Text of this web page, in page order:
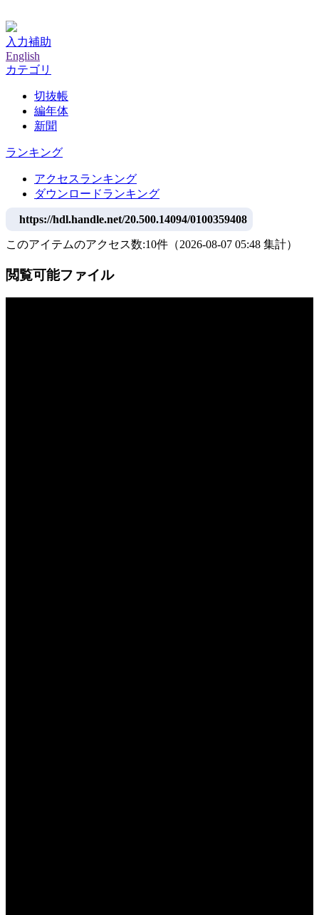
入力補助
English
カテゴリ
切抜帳
編年体
新聞
ランキング
アクセスランキング
ダウンロードランキング
https://hdl.handle.net/20.500.14094/0100359408
このアイテムのアクセス数:10件 （2026-08-07 05:48 集計）
閲覧可能ファイル